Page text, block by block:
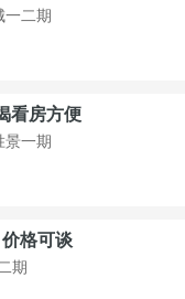
一二期
看房方便
景一期
格可谈
期